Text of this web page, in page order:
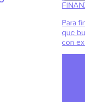
Para
que
con